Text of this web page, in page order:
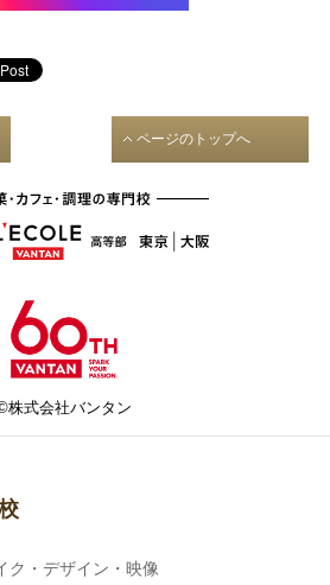
ページのトップへ
株式会社バンタン
ク・デザイン・映像